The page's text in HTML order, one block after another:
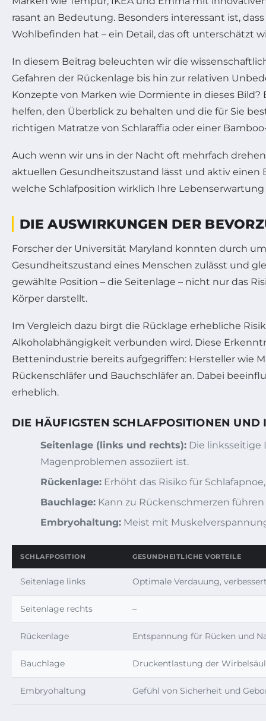
rasant an Bedeutung. Besonders interessant ist,
Wohlbefinden hat – ein Detail, das oft unterschätzt
In diesem Beitrag beleuchten wir die
Gefahren der Rückenlage bis hin zur relativen
Konzepte von Marken wie Dormiente in dieses
helfen, den Überblick zu behalten und die für Sie
richtigen Matratze von Schlaraffia oder einer
Auch wenn wir uns in der Nacht oft mehrfach
aktuellen Gesundheitszustand lässt und aktiv einen
welche Schlafposition wirklich Ihre
DIE AUSWIRKUNGEN DER
Forscher der Universität Maryland konnten durch
Gesundheitszustand eines Menschen zulässt und
gewählte Position – die Seitenlage – nicht nur das
Körper darstellt.
Im Vergleich dazu birgt die Rücklage erhebliche
Alkoholabhängigkeit verbunden wird. Diese
Bettenindustrie bereits aufgegriffen: Hersteller wie
Rückenschläfer und Bauchschläfer an. Dabei
erheblich.
DIE HÄUFIGSTEN SCHLAFPOSITIONEN
Seitenlage (links und rechts): Die linksseitige
Magenproblemen assoziiert ist.
Rückenlage: Erhöht das Risiko für
Bauchlage: Kann zu Rückenschmerzen
Embryohaltung: Meist mit
SCHLAFPOSITION GESUNDHEITLICHE VORTEILE
Seitenlage links Optimale Verdauung,
Seitenlage rechts –
Rückenlage Entspannung für Rücken und
Bauchlage Druckentlastung der
Embryohaltung Gefühl von Sicherheit und